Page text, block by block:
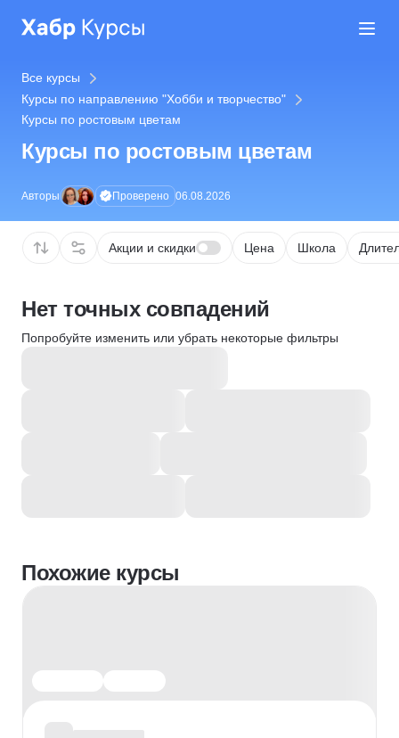
Все курсы
Курсы по направлению "Хобби и творчество"
Курсы по ростовым цветам
Курсы по ростовым цветам
Авторы Проверено 06.08.2026
Акции и скидки Цена Школа
Нет точных совпадений
Попробуйте изменить или убрать некоторые фильтры
Похожие курсы